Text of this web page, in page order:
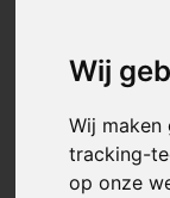
Wij
Wij maken
tracking-
op onze
Liniaal
Artikelnummer: